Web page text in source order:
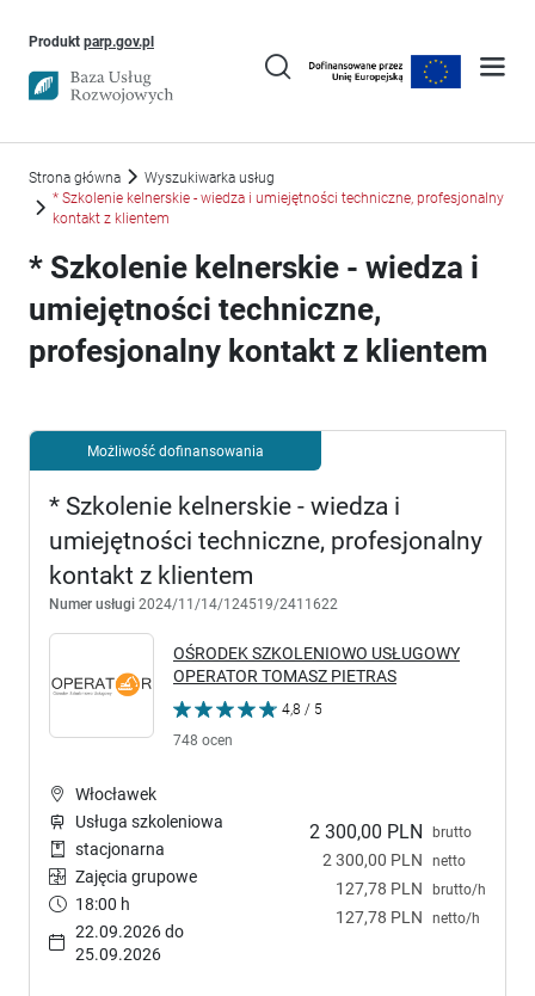
Produkt parp.gov.plUwaga, link otworzy się w nowym oknie
Strona główna
Wyszukiwarka usług
* Szkolenie kelnerskie - wiedza i umiejętności techniczne, profesjonalny
kontakt z klientem
* Szkolenie kelnerskie - wiedza i
umiejętności techniczne,
profesjonalny kontakt z klientem
Możliwość dofinansowania
* Szkolenie kelnerskie - wiedza i
umiejętności techniczne, profesjonalny
kontakt z klientem
Numer usługi 2024/11/14/124519/2411622
OŚRODEK SZKOLENIOWO USŁUGOWY
OPERATOR TOMASZ PIETRAS
4,8 / 5
748 ocen
2 300,00 PLN brutto
2 300,00 PLN netto
127,78 PLN brutto/h
127,78 PLN netto/h
Włocławek
Usługa szkoleniowa
stacjonarna
Zajęcia grupowe
18:00 h
22.09.2026 do
25.09.2026